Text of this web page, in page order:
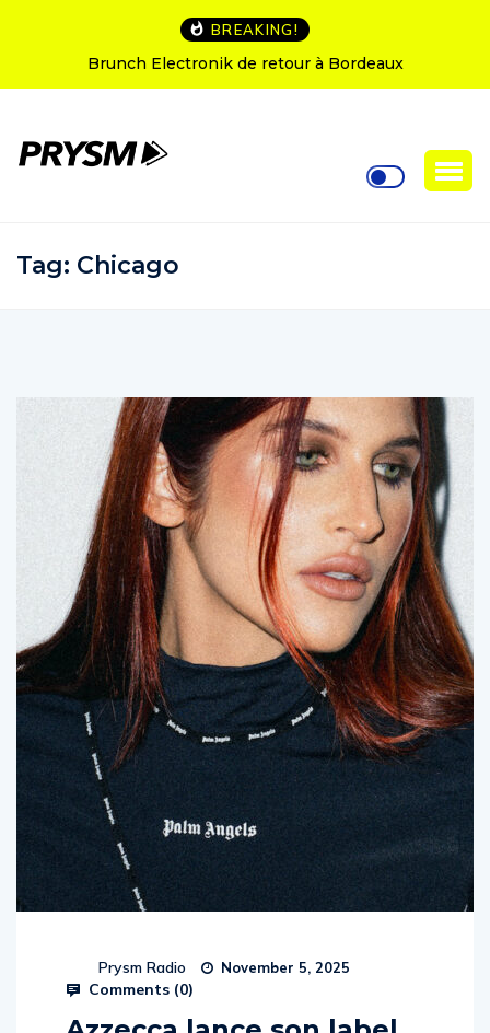
BREAKING!
Electronik de retour à Bordeaux
Tag: Chicago
Prysm Radio November 5, 2025
Comments (0)